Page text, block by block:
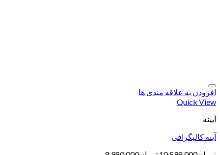
افزودن به علاقه مندی ها
Quick View
آیینه
آینه کالیگرافی